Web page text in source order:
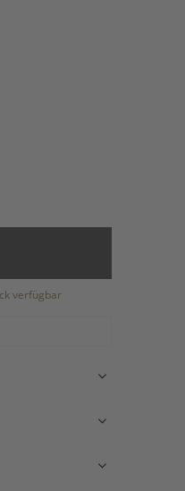
verfügbar